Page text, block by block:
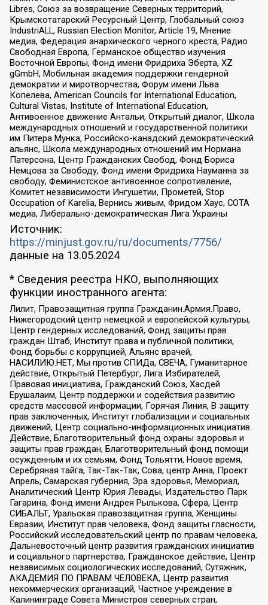
Libres, Союз за возвращение Северных территорий,
Крымскотатарский Ресурсный Центр, Глобальный союз
IndustriALL, Russian Election Monitor, Article 19, Мнение
медиа, Федерация анархического черного креста, Радио
Свободная Европа, Германское общество изучения
Восточной Европы, Фонд имени Фридриха Эберта, XZ
gGmbH, Мобильная академия поддержки гендерной
демократии и миротворчества, Форум имени Льва
Копелева, American Councils for International Education,
Cultural Vistas, Institute of International Education,
Антивоенное движение Антальи, Открытый диалог, Школа
международных отношений и государственной политики
им Питера Мунка, Российско-канадский демократический
альянс, Школа международных отношений им Нормана
Патерсона, Центр Гражданских Свобод, Фонд Бориса
Немцова за Свободу, Фонд имени Фридриха Науманна за
свободу, Феминистское антивоенное сопротивление,
Комитет независимости Ингушетии, Прометей, Stop
Occupation of Karelia, Вернись живым, Фридом Хаус, СОТА
медиа, Либерально-демократическая Лига Украины
Источник:
https://minjust.gov.ru/ru/documents/7756/
данные на 13.05.2024
* Сведения реестра НКО, выполняющих
функции иностранного агента:
Лилит, Правозащитная группа Гражданин.Армия.Право,
Нижегородский центр немецкой и европейской культуры,
Центр гендерных исследований, Фонд защиты прав
граждан Штаб, Институт права и публичной политики,
Фонд борьбы с коррупцией, Альянс врачей,
НАСИЛИЮ.НЕТ, Мы против СПИДа, СВЕЧА, Гуманитарное
действие, Открытый Петербург, Лига Избирателей,
Правовая инициатива, Гражданский Союз, Хасдей
Ерушалаим, Центр поддержки и содействия развитию
средств массовой информации, Горячая Линия, В защиту
прав заключенных, Институт глобализации и социальных
движений, Центр социально-информационных инициатив
Действие, Благотворительный фонд охраны здоровья и
защиты прав граждан, Благотворительный фонд помощи
осужденным и их семьям, Фонд Тольятти, Новое время,
Серебряная тайга, Так-Так-Так, Сова, центр Анна, Проект
Апрель, Самарская губерния, Эра здоровья, Мемориал,
Аналитический Центр Юрия Левады, Издательство Парк
Гагарина, Фонд имени Андрея Рылькова, Сфера, Центр
СИБАЛЬТ, Уральская правозащитная группа, Женщины
Евразии, Институт прав человека, Фонд защиты гласности,
Российский исследовательский центр по правам человека,
Дальневосточный центр развития гражданских инициатив
и социального партнерства, Гражданское действие, Центр
независимых социологических исследований, Сутяжник,
АКАДЕМИЯ ПО ПРАВАМ ЧЕЛОВЕКА, Центр развития
некоммерческих организаций, Частное учреждение в
Калининграде Совета Министров северных стран,